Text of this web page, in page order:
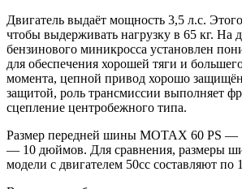
Двигатель выдаёт мощность 3,5 л.с.
чтобы выдерживать нагрузку в 65 кг. На
бензинового миникросса установлен
для обеспечения хорошей тяги и
момента, цепной привод хорошо
защитой, роль трансмиссии выполняет
сцепление центробежного типа.
Размер передней шины MOTAX 60 PS —
— 10 дюймов. Для сравнения, размеры
модели с двигателем 50сс составляют